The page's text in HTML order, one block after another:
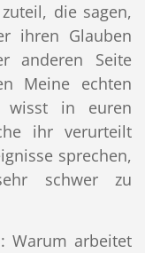
die sagen,
ihren Glauben
anderen Seite
Meine echten
wisst in euren
ihr verurteilt
sprechen,
schwer zu
Warum arbeitet